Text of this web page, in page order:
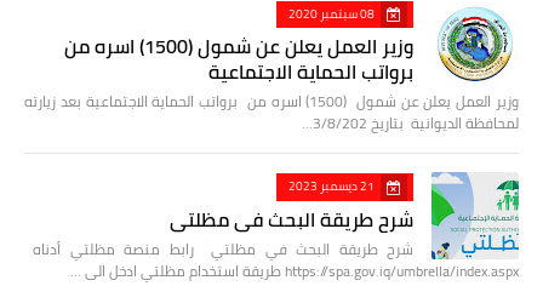
08 سبتمبر 2020
وزير العمل يعلن عن شمول (1500) اسره من
برواتب الحماية الاجتماعية
وزير العمل يعلن عن شمول (1500) اسره من برواتب الحماية الاجتماعية بعد زيارته
لمحافظة الديوانية بتاريخ 3/8/202…
21 ديسمبر 2023
شرح طريقة البحث في مظلتي
شرح طريقة البحث في مظلتي رابط منصة مظلتي أدناه
https://spa.gov.iq/umbrella/index.aspx طريقة استخدام مظلتي ادخل الى …